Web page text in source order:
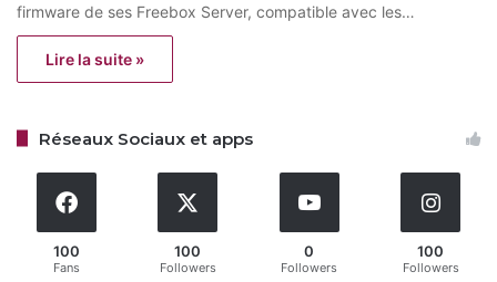
firmware de ses Freebox Server, compatible avec les…
Lire la suite »
Réseaux Sociaux et apps
100
Fans
100
Followers
0
Followers
100
Followers